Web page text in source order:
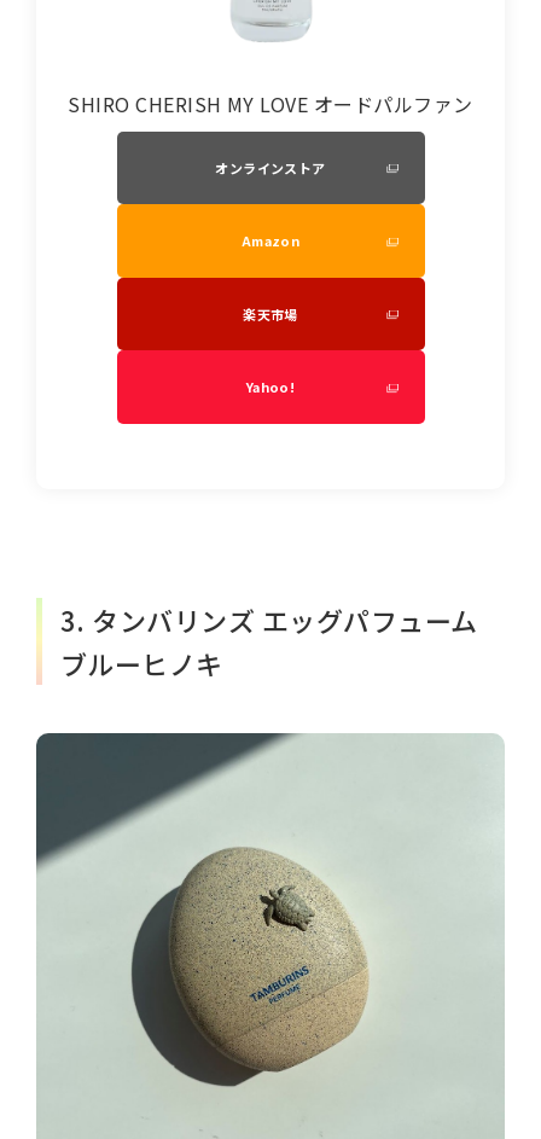
SHIRO CHERISH MY LOVE オードパルファン
オンラインストア
Amazon
楽天市場
Yahoo!
3. タンバリンズ エッグパフューム
ブルーヒノキ